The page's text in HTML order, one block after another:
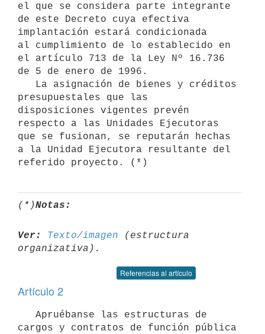
el que se considera parte integrante
de este Decreto cuya efectiva
implantación estará condicionada
al cumplimiento de lo establecido en
el artículo 713 de la Ley Nº 16.736
de 5 de enero de 1996.
presupuestales que las
disposiciones vigentes prevén
respecto a las Unidades Ejecutoras
que se fusionan, se reputarán hechas
a la Unidad Ejecutora resultante del
(*)Notas:
Ver: Texto/imagen (estructura
Referencias al artículo
Artículo 2
cargos y contratos de función pública